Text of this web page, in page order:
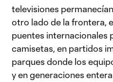
televisiones
otro lado de la frontera,
puentes internacionales
camisetas, en partidos
parques donde los
y en generaciones